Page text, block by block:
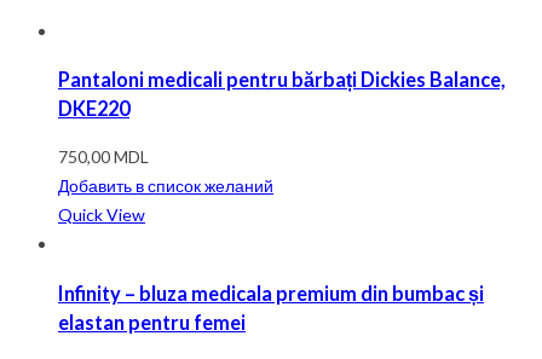
Pantaloni medicali pentru bărbați Dickies Balance,
DKE220
750,00MDL
Добавить в список желаний
Quick View
Infinity – bluza medicala premium din bumbac și
elastan pentru femei